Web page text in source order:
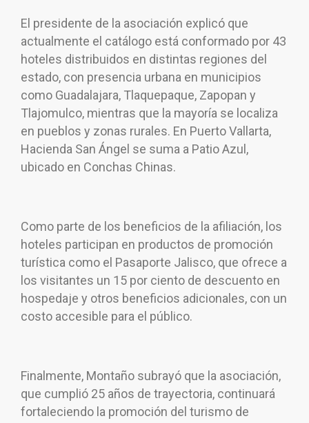
El presidente de la asociación explicó que
actualmente el catálogo está conformado por 43
hoteles distribuidos en distintas regiones del
estado, con presencia urbana en municipios
como Guadalajara, Tlaquepaque, Zapopan y
Tlajomulco, mientras que la mayoría se localiza
en pueblos y zonas rurales. En Puerto Vallarta,
Hacienda San Ángel se suma a Patio Azul,
ubicado en Conchas Chinas.
Como parte de los beneficios de la afiliación, los
hoteles participan en productos de promoción
turística como el Pasaporte Jalisco, que ofrece a
los visitantes un 15 por ciento de descuento en
hospedaje y otros beneficios adicionales, con un
costo accesible para el público.
Finalmente, Montaño subrayó que la asociación,
que cumplió 25 años de trayectoria, continuará
fortaleciendo la promoción del turismo de